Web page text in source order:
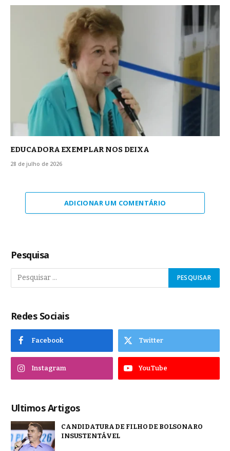
EDUCADORA EXEMPLAR NOS DEIXA
28 de julho de 2026
ADICIONAR UM COMENTÁRIO
Pesquisa
Redes Sociais
Facebook Twitter
Instagram YouTube
Ultimos Artigos
CANDIDATURA DE FILHO DE BOLSONARO
INSUSTENTÁVEL